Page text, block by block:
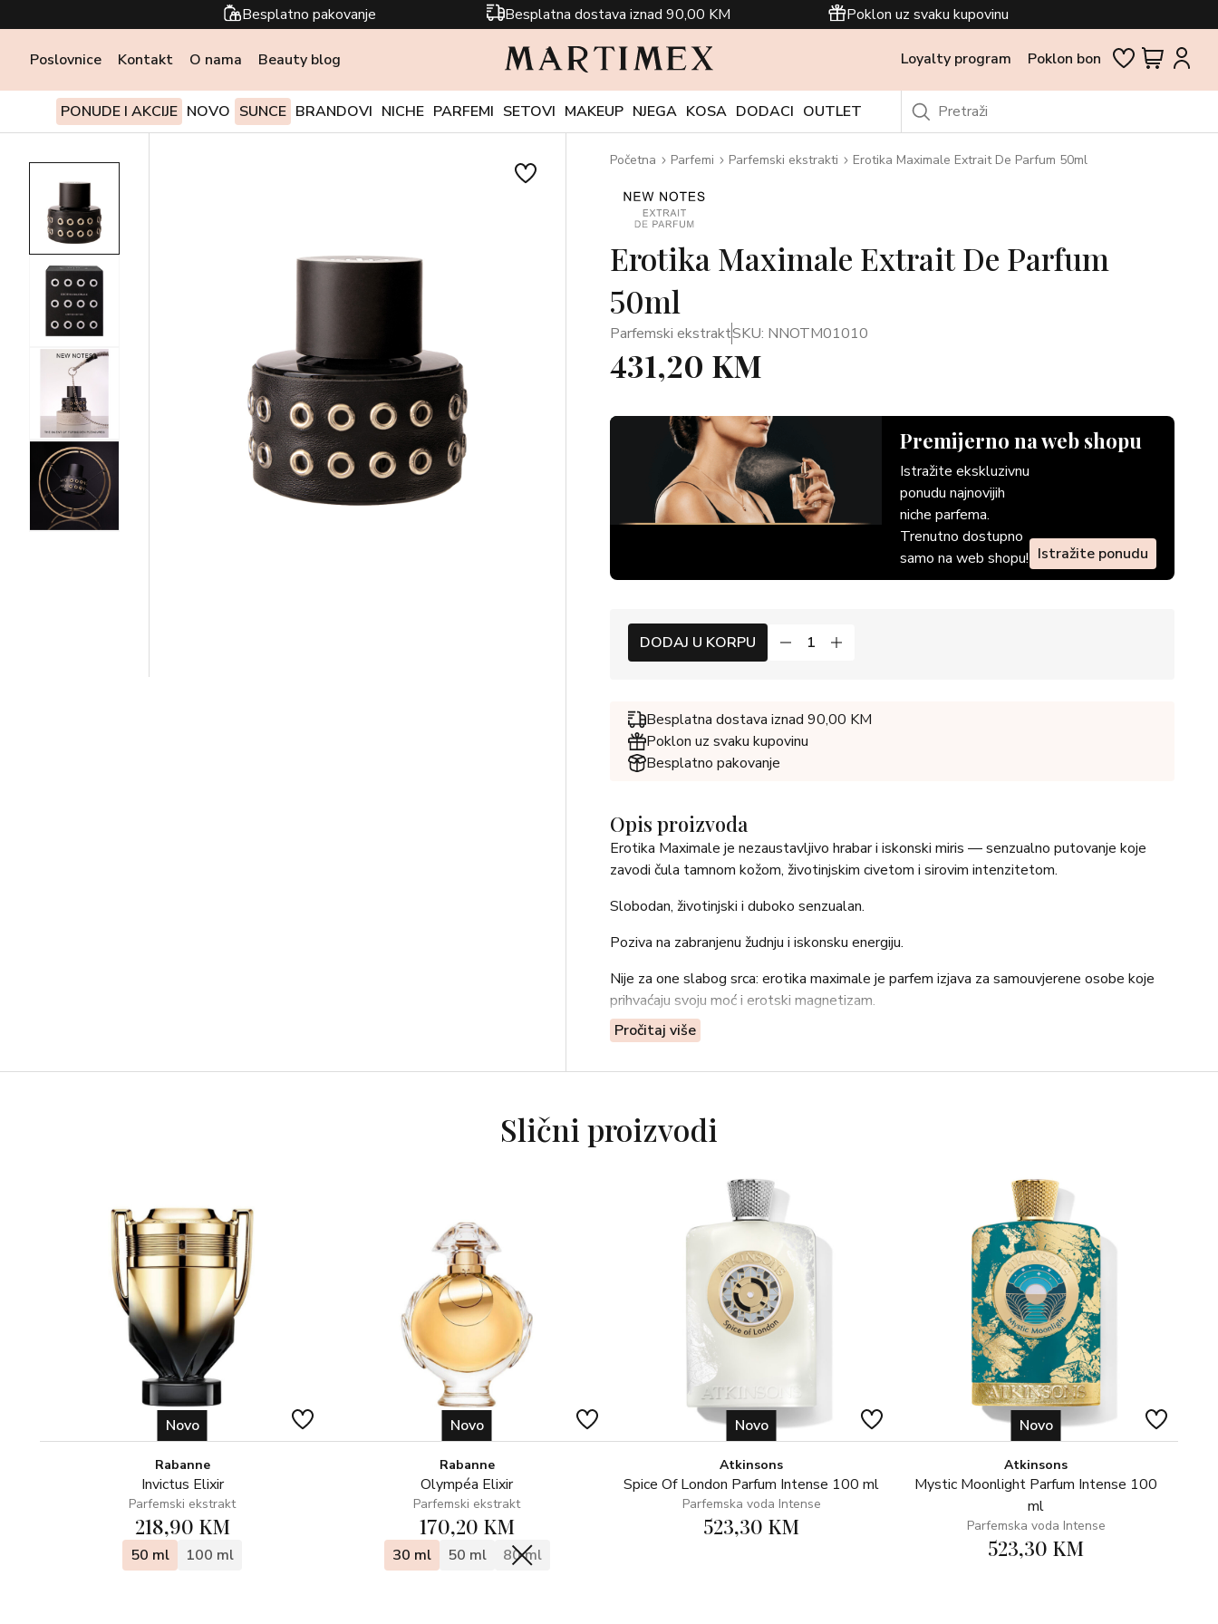
Besplatno pakovanje Besplatna dostava iznad 90,00 KM Poklon uz svaku kupovinu
Poslovnice Kontakt O nama Beauty blog Loyalty program Poklon bon
PONUDE I AKCIJE NOVO SUNCE BRANDOVI NICHE PARFEMI SETOVI MAKEUP NJEGA KOSA DODACI OUTLET
Početna Parfemi Parfemski ekstrakti Erotika Maximale Extrait De Parfum 50ml
Erotika Maximale Extrait De Parfum
50ml
Parfemski ekstraktSKU: NNOTM01010
431,20 KM
Premijerno na web shopu
Istražite ekskluzivnu
ponudu najnovijih
niche parfema.
Trenutno dostupno
samo na web shopu! Istražite ponudu
DODAJ U KORPU
Besplatna dostava iznad 90,00 KM
Poklon uz svaku kupovinu
Besplatno pakovanje
Opis proizvoda
Erotika Maximale je nezaustavljivo hrabar i iskonski miris — senzualno putovanje koje
zavodi čula tamnom kožom, životinjskim civetom i sirovim intenzitetom.
Slobodan, životinjski i duboko senzualan.
Poziva na zabranjenu žudnju i iskonsku energiju.
Nije za one slabog srca: erotika maximale je parfem izjava za samouvjerene osobe koje
prihvaćaju svoju moć i erotski magnetizam.
Orijentalno – drvenast
mandarina, šafran, iris
ljubičica, labdanum, civet
–
Pročitaj više
Slični proizvodi
Novo
Rabanne
Invictus Elixir
Parfemski ekstrakt
218,90 KM
50 ml 100 ml
Novo
Rabanne
Olympéa Elixir
Parfemski ekstrakt
170,20 KM
30 ml 50 ml 80 ml
Novo
Atkinsons
Spice Of London Parfum Intense 100 ml
Parfemska voda Intense
523,30 KM
Novo
Atkinsons
Mystic Moonlight Parfum Intense 100
ml
Parfemska voda Intense
523,30 KM